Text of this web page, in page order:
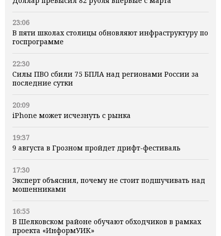
23:06
В пяти школах столицы обновляют инфраструктуру по
госпрограмме
22:30
Силы ПВО сбили 75 БПЛА над регионами России за
последние сутки
20:09
iPhone может исчезнуть с рынка
19:37
9 августа в Грозном пройдет дрифт-фестиваль
17:30
Эксперт объяснил, почему не стоит подшучивать над
мошенниками
16:55
В Шелковском районе обучают обходчиков в рамках
проекта «ИнформУИК»